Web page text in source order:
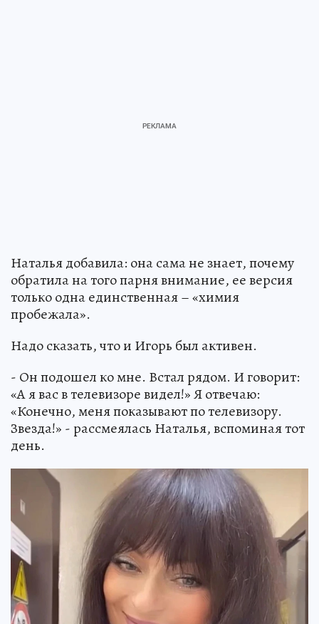
Наталья добавила: она сама не знает, почему
обратила на того парня внимание, ее версия
только одна единственная – «химия
пробежала».
Надо сказать, что и Игорь был активен.
- Он подошел ко мне. Встал рядом. И говорит:
«А я вас в телевизоре видел!» Я отвечаю:
«Конечно, меня показывают по телевизору.
Звезда!» - рассмеялась Наталья, вспоминая тот
день.